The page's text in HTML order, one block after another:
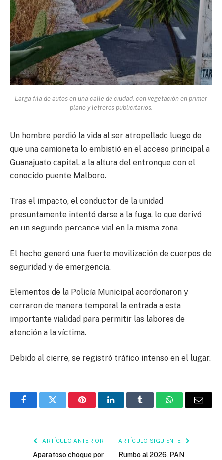
Larga fila de autos en una calle de ciudad, con vegetación en primer
plano y letreros publicitarios.
Un hombre perdió la vida al ser atropellado luego de
que una camioneta lo embistió en el acceso principal a
Guanajuato capital, a la altura del entronque con el
conocido puente Malboro.
Tras el impacto, el conductor de la unidad
presuntamente intentó darse a la fuga, lo que derivó
en un segundo percance vial en la misma zona.
El hecho generó una fuerte movilización de cuerpos de
seguridad y de emergencia.
Elementos de la Policía Municipal acordonaron y
cerraron de manera temporal la entrada a esta
importante vialidad para permitir las labores de
atención a la víctima.
Debido al cierre, se registró tráfico intenso en el lugar.
FacebookTwitter PinterestLinkedInTumblr WhatsAppEmail
ARTÍCULO ANTERIOR
Aparatoso choque por
ARTÍCULO SIGUIENTE
Rumbo al 2026, PAN